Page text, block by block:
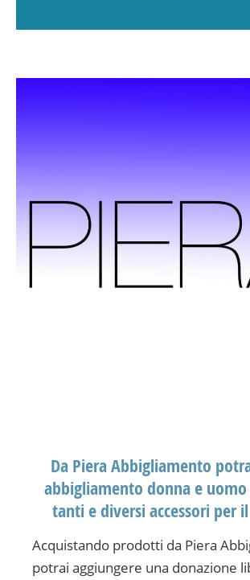
Da Piera Abbigliamento
abbigliamento donna e uomo
tanti e diversi accessori per
Acquistando prodotti da Piera
potrai aggiungere una donazione